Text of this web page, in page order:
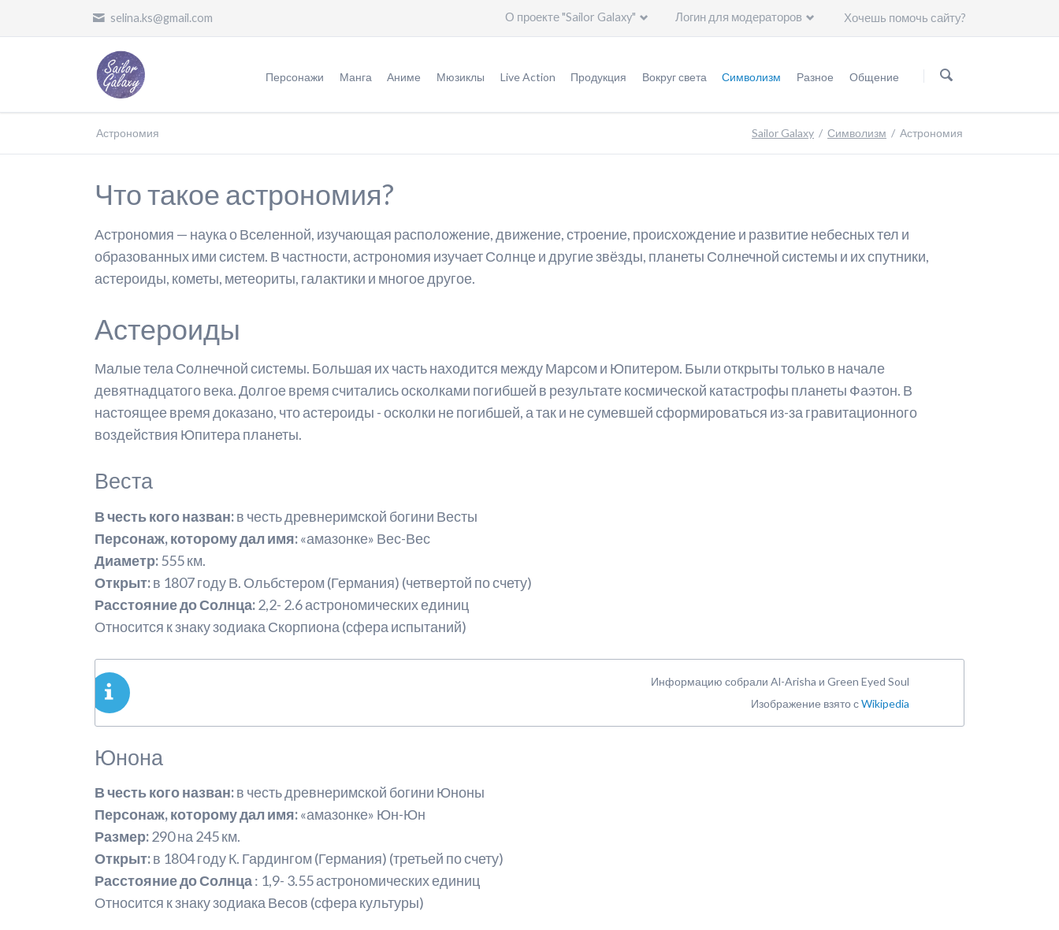
selina.ks@gmail.com Хочешь помочь сайту?
Логин для модераторов
О проекте "Sailor Galaxy"
навигацию
Персонажи
Злодеи
Другие
Манга
Оригинальная версия
Переизданная версия
Переиздание: бунко
Флеш-манга
Рейтинг персонажей
Места из манги
Манга-артбуки
Сейлор Ви
Аниме
Ремейк "Кристалл" (2014 - ...)
Мюзиклы
Специальное видео
Печатная продукция
Саундтреки
Мюзиклы для начинающих
Live Action
Эпизоды
Артбуки
Продукция Вокруг света
Общая информация
Германия
Корея
Символизм
Мифология
Астрология
Символы
Разное
Статьи
Чему нас научили герои "Сейлор Мун"?
Общение
Группа ВKонтакте
Астрономия Sailor Galaxy Символизм Астрономия
Что такое астрономия?
Астрономия — наука о Вселенной, изучающая расположение, движение, строение, происхождение и развитие небесных тел и
образованных ими систем. В частности, астрономия изучает Солнце и другие звёзды, планеты Солнечной системы и их спутники,
астероиды, кометы, метеориты, галактики и многое другое.
Астероиды
Малые тела Солнечной системы. Большая их часть находится между Марсом и Юпитером. Были открыты только в начале
девятнадцатого века. Долгое время считались осколками погибшей в результате космической катастрофы планеты Фаэтон. В
настоящее время доказано, что астероиды - осколки не погибшей, а так и не сумевшей сформироваться из-за гравитационного
воздействия Юпитера планеты.
Веста
В честь кого назван:в честь древнеримской богини Весты
Персонаж, которому дал имя:«амазонке» Вес-Вес
Диаметр:555 км.
Открыт:в 1807 году В. Ольбстером (Германия) (четвертой по счету)
Расстояние до Солнца:2,2- 2.6 астрономических единиц
Относится к знаку зодиака Скорпиона (сфера испытаний)
Информацию собрали Al-Arisha и Green Eyed Soul
Изображение взято сWikipedia
Юнона
В честь кого назван:в честь древнеримской богини Юноны
Персонаж, которому дал имя:«амазонке» Юн-Юн
Размер:290 на 245 км.
Открыт:в 1804 году К. Гардингом (Германия) (третьей по счету)
Расстояние до Солнца: 1,9- 3.55 астрономических единиц
Относится к знаку зодиака Весов (сфера культуры)